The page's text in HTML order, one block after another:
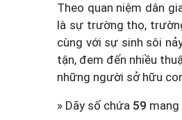
Theo quan niệm dân
là sự trường thọ,
cùng với sự sinh sôi
tận, đem đến nhiều
những người sở hữu
» Dãy số chứa 59 mang